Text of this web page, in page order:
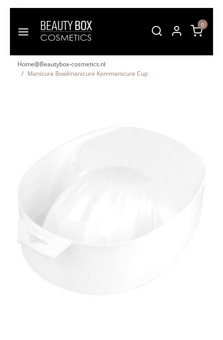
0
Home@Beautybox-cosmetics.nl
Manicure Bowlmanicure Kommanicure Cup